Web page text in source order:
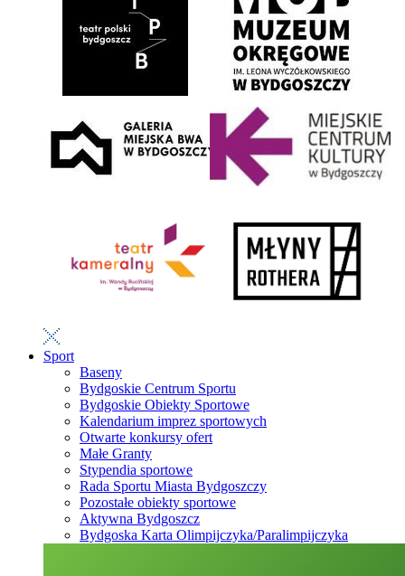
Sport
Baseny
Bydgoskie Centrum Sportu
Bydgoskie Obiekty Sportowe
Kalendarium imprez sportowych
Otwarte konkursy ofert
Małe Granty
Stypendia sportowe
Rada Sportu Miasta Bydgoszczy
Pozostałe obiekty sportowe
Aktywna Bydgoszcz
Bydgoska Karta Olimpijczyka/Paralimpijczyka